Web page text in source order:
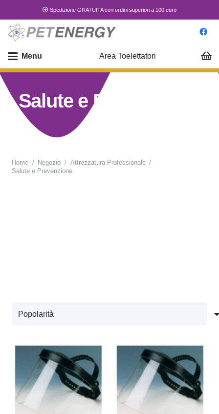
Spedizione GRATUITA con ordini superiori a 100 euro
Menu Area Toelettatori
Salute e Prevenzione
Home / Negozio / Attrezzatura Professionale /
Salute e Prevenzione